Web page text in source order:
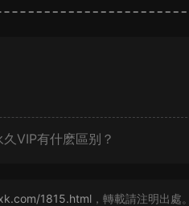
VIP有什麽區别？
1815.html ，轉載請注明出處。